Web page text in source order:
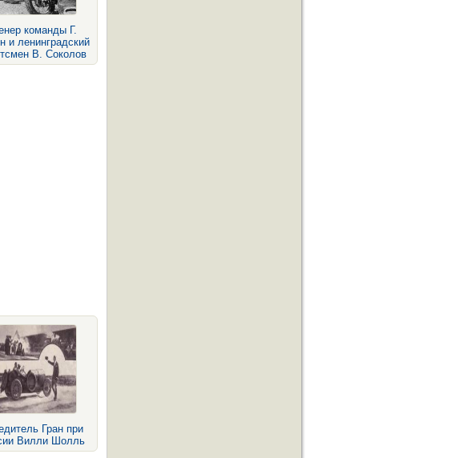
команды Г.
и ленинградский
В. Соколов
Гран при
Вилли Шолль